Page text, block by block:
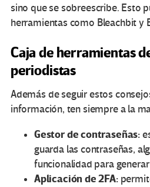
sino que se sobreescribe. Esto
herramientas como Bleachbit y
Caja de herramientas
periodistas
Además de seguir estos
información, ten siempre a la
Gestor de contraseñas:
guarda las contraseñas,
funcionalidad para
Aplicación de 2FA: